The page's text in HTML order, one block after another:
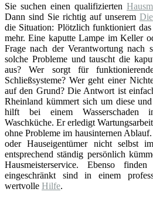
Sie suchen einen qualifizierten
Dann sind Sie richtig auf unserem
die Situation: Plötzlich funktioniert
mehr. Eine kaputte Lampe im Keller
Frage nach der Verantwortung nach
solche Probleme und tauscht die
aus? Wer sorgt für
Schließsysteme? Wer geht einer
auf den Grund? Die Antwort ist
Rheinland kümmert sich um diese
hilft bei einem Wasserschaden
Waschküche. Er erledigt
ohne Probleme im hausinternen
oder Hauseigentümer nicht selbst
entsprechend ständig persönlich
Hausmeisterservice. Ebenso
eingeschränkt sind in einem
wertvolle Hilfe.